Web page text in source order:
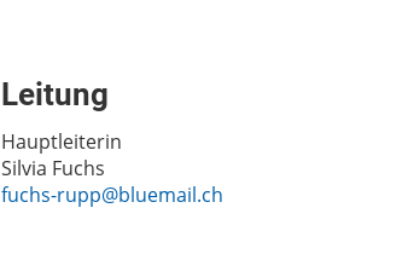
Leitung
Hauptleiterin
Silvia Fuchs
fuchs-rupp@bluemail.ch